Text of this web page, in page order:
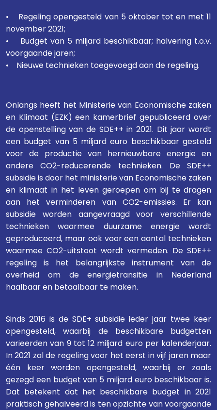
• Regeling opengesteld van 5 oktober tot en met 11
november 2021;
• Budget van 5 miljard beschikbaar; halvering t.o.v.
voorgaande jaren;
• Nieuwe technieken toegevoegd aan de regeling.
Onlangs heeft het Ministerie van Economische zaken
en Klimaat (EZK) een kamerbrief gepubliceerd over
de openstelling van de SDE++ in 2021. Dit jaar wordt
een budget van 5 miljard euro beschikbaar gesteld
voor de productie van hernieuwbare energie en
andere CO2-reducerende technieken. De SDE++
subsidie is door het ministerie van Economische zaken
en klimaat in het leven geroepen om bij te dragen
aan het verminderen van CO2-emissies. Er kan
subsidie worden aangevraagd voor verschillende
technieken waarmee duurzame energie wordt
geproduceerd, maar ook voor een aantal technieken
waarmee CO2-uitstoot wordt vermeden. De SDE++
regeling is het belangrijkste instrument van de
overheid om de energietransitie in Nederland
haalbaar en betaalbaar te maken.
Sinds 2016 is de SDE+ subsidie ieder jaar twee keer
opengesteld, waarbij de beschikbare budgetten
varieerden van 9 tot 12 miljard euro per kalenderjaar.
In 2021 zal de regeling voor het eerst in vijf jaren maar
één keer worden opengesteld, waarbij er zoals
gezegd een budget van 5 miljard euro beschikbaar is.
Dat betekent dat het beschikbare budget in 2021
praktisch gehalveerd is ten opzichte van voorgaande